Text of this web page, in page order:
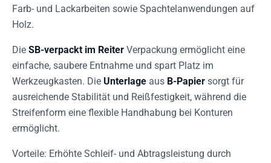
Farb- und Lackarbeiten sowie Spachtelanwendungen auf
Holz.
Die SB-verpackt im Reiter Verpackung ermöglicht eine
einfache, saubere Entnahme und spart Platz im
Werkzeugkasten. Die Unterlage aus B-Papier sorgt für
ausreichende Stabilität und Reißfestigkeit, während die
Streifenform eine flexible Handhabung bei Konturen
ermöglicht.
Vorteile: Erhöhte Schleif- und Abtragsleistung durch